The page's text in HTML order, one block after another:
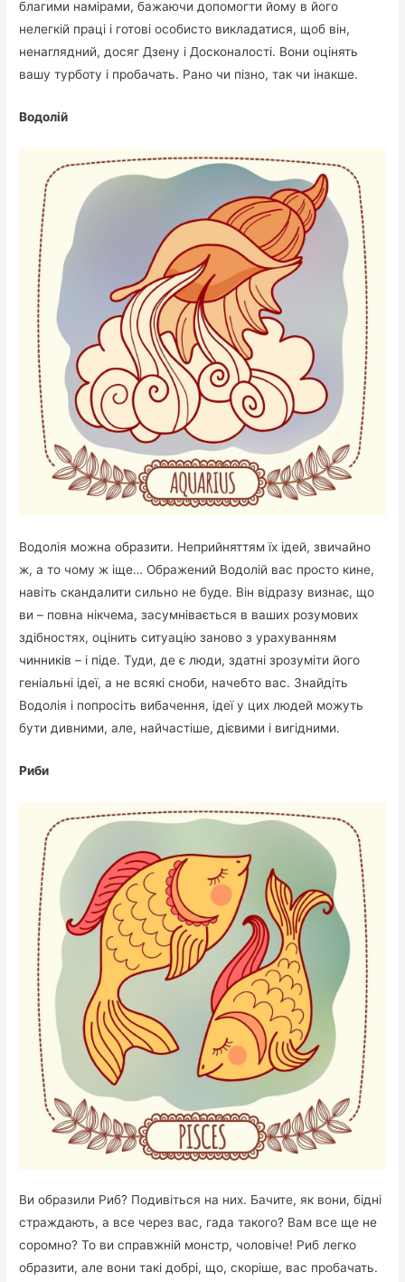
благими намірами, бажаючи допомогти йому в його
нелегкій праці і готові особисто викладатися, щоб він,
ненаглядний, досяг Дзену і Досконалості. Вони оцінять
вашу турботу і пробачать. Рано чи пізно, так чи інакше.
Водолій
Водолія можна образити. Неприйняттям їх ідей, звичайно
ж, а то чому ж іще… Ображений Водолій вас просто кине,
навіть скандалити сильно не буде. Він відразу визнає, що
ви – повна нікчема, засумнівається в ваших розумових
здібностях, оцінить ситуацію заново з урахуванням
чинників – і піде. Туди, де є люди, здатні зрозуміти його
геніальні ідеї, а не всякі сноби, начебто вас. Знайдіть
Водолія і попросіть вибачення, ідеї у цих людей можуть
бути дивними, але, найчастіше, дієвими і вигідними.
Риби
Ви образили Риб? Подивіться на них. Бачите, як вони, бідні
страждають, а все через вас, гада такого? Вам все ще не
соромно? То ви справжній монстр, чоловіче! Риб легко
образити, але вони такі добрі, що, скоріше, вас пробачать.